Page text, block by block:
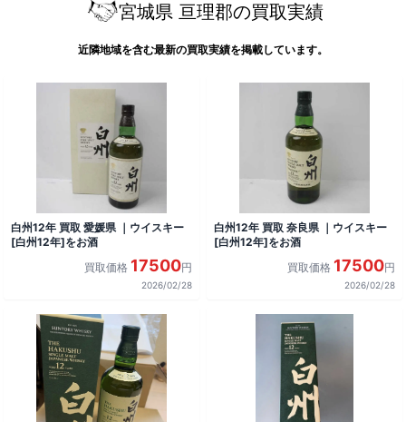
宮城県 亘理郡の買取実績
近隣地域を含む最新の買取実績を掲載しています。
白州12年 買取 愛媛県 ｜ウイスキー
[白州12年]をお酒
買取価格 17500円
2026/02/28
白州12年 買取 奈良県 ｜ウイスキー
[白州12年]をお酒
買取価格 17500円
2026/02/28